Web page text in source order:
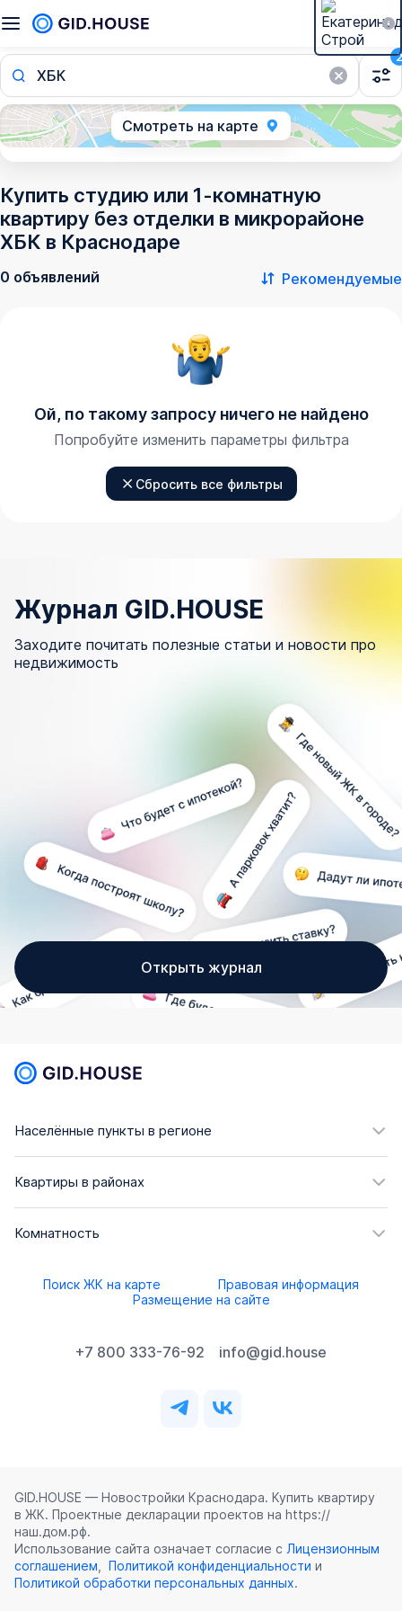
ХБК
2
Смотреть на карте
Купить студию или 1-комнатную
квартиру без отделки в микрорайоне
ХБК в Краснодаре
0 объявлений Рекомендуемые
Ой, по такому запросу ничего не найдено
Попробуйте изменить параметры фильтра
Сбросить все фильтры
Журнал GID.HOUSE
Заходите почитать полезные статьи и новости про
недвижимость
Открыть журнал
Населённые пункты в регионе
Квартиры в районах
Комнатность
Поиск ЖК на карте
Правовая информация
Размещение на сайте
+7 800 333-76-92 info@gid.house
GID.HOUSE — Новостройки Краснодара. Купить квартиру
в ЖК. Проектные декларации проектов на https://
наш.дом.рф.
Использование сайта означает согласие с Лицензионным
соглашением
Политикой конфиденциальности и
Политикой обработки персональных данных.